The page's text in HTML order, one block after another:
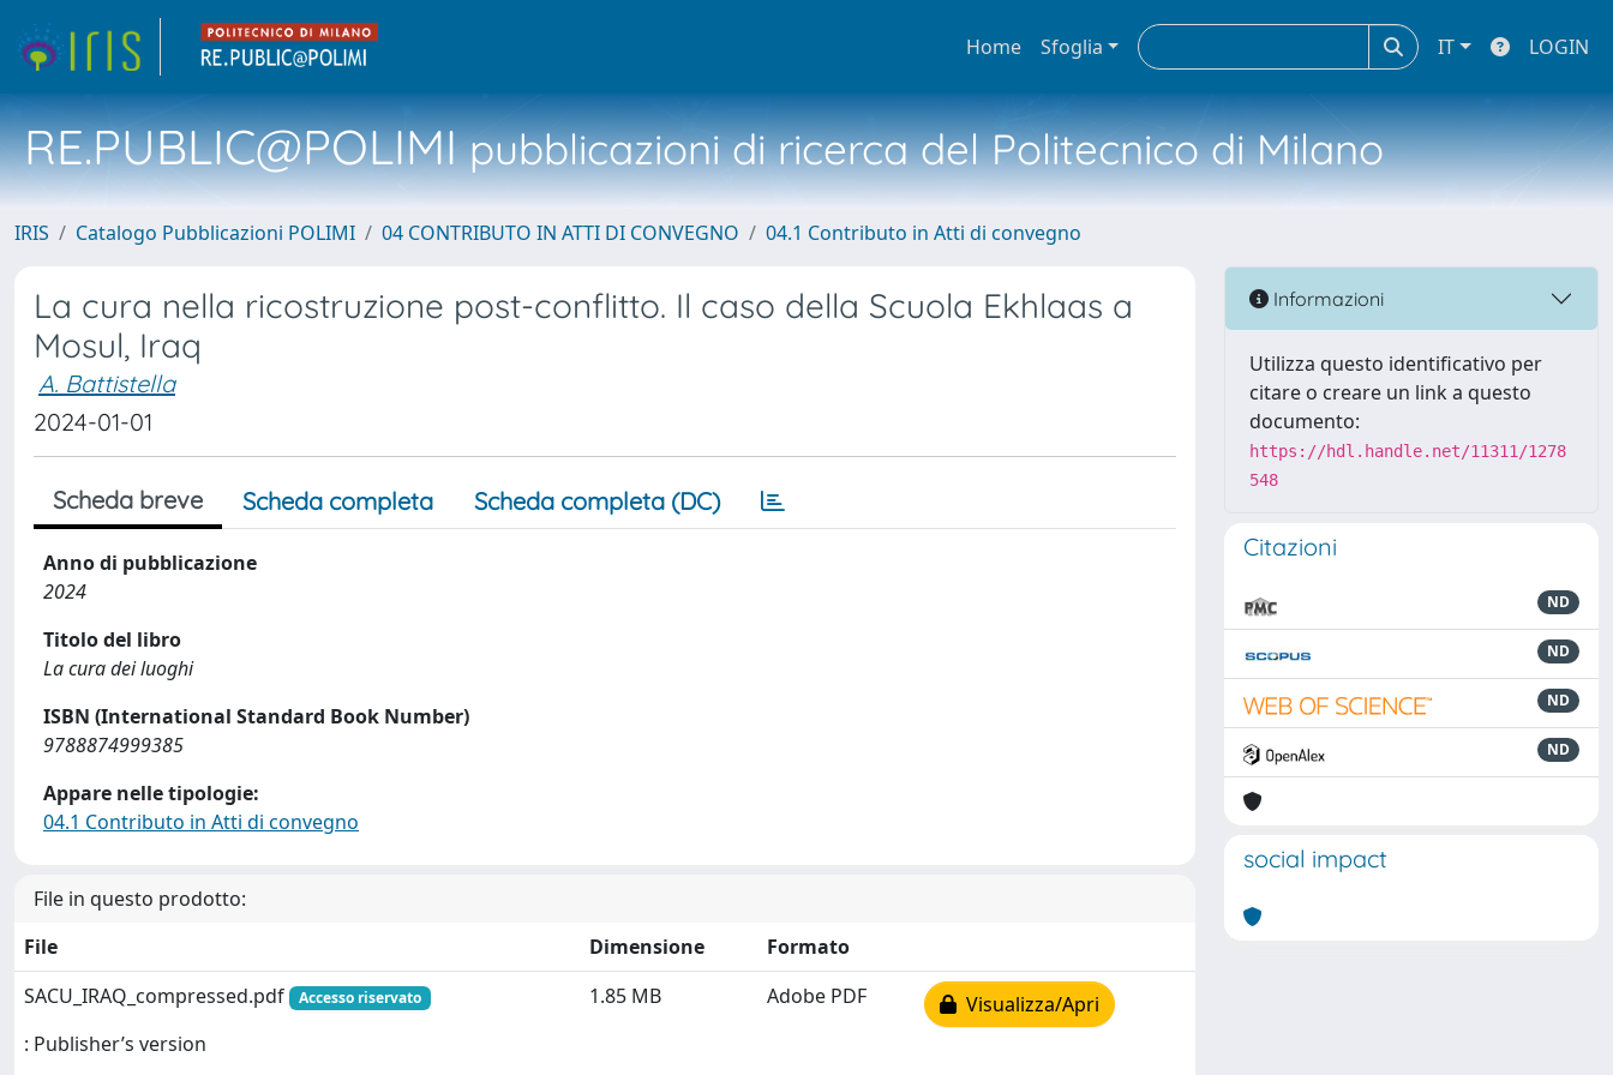
Home Sfoglia IT LOGIN
RE.PUBLIC@POLIMIpubblicazioni di ricerca del Politecnico di Milano
IRIS Catalogo Pubblicazioni POLIMI 04 CONTRIBUTO IN ATTI DI CONVEGNO 04.1 Contributo in Atti di convegno
La cura nella ricostruzione post-conflitto. Il caso della Scuola Ekhlaas a
Mosul, Iraq
A. Battistella
2024-01-01
Scheda breve Scheda completa Scheda completa (DC)
Anno di pubblicazione
2024
Titolo del libro
La cura dei luoghi
ISBN (International Standard Book Number)
9788874999385
Appare nelle tipologie:
04.1 Contributo in Atti di convegno
File in questo prodotto:
File
Dimensione
Formato
SACU_IRAQ_compressed.pdf
Accesso riservato
: Publisher’s version
1.85 MB Adobe PDF Visualizza/Apri
Informazioni
Utilizza questo identificativo per
citare o creare un link a questo
documento:
https://hdl.handle.net/11311/1278
548
Citazioni
ND
ND
ND
ND
social impact